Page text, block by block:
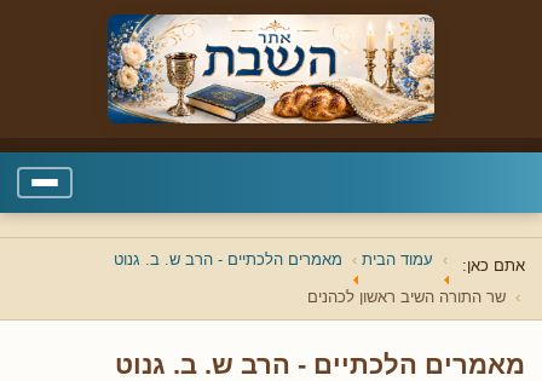
אתם כאן: עמוד הבית מאמרים הלכתיים - הרב ש. ב. גנוט
שר התורה השיב ראשון לכהנים
מאמרים הלכתיים - הרב ש. ב. גנוט